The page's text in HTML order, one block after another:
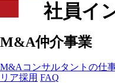
社員イ
M&A仲介事業
M&Aコンサルタントの仕
リア採用 FAQ